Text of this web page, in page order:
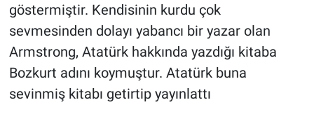
göstermiştir. Kendisinin kurdu çok
sevmesinden dolayı yabancı bir yazar olan
Armstrong, Atatürk hakkında yazdığı kitaba
Bozkurt adını koymuştur. Atatürk buna
sevinmiş kitabı getirtip yayınlattı